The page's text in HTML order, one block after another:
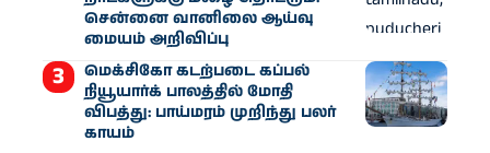
சென்னை வானிலை ஆய்வு
மையம் அறிவிப்பு
மெக்சிகோ கடற்படை கப்பல்
நியூயார்க் பாலத்தில் மோதி
விபத்து: பாய்மரம் முறிந்து பலர்
காயம்